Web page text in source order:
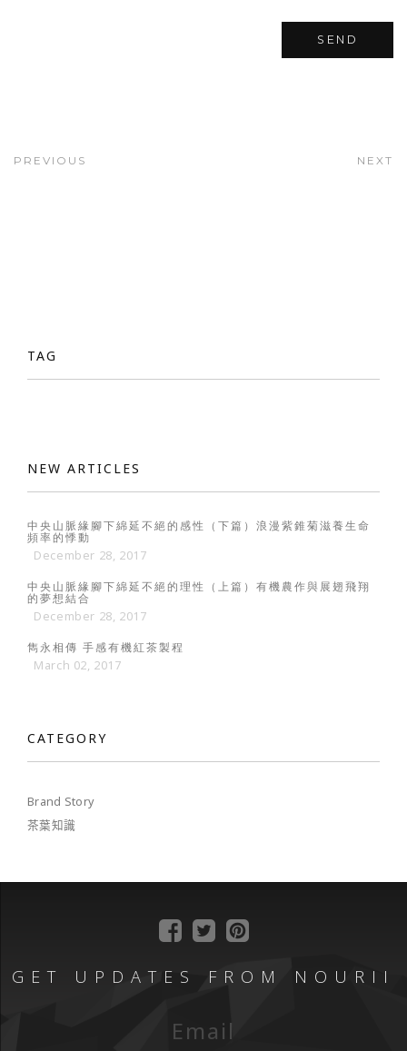
PREVIOUS NEXT
TAG
NEW ARTICLES
中央山脈緣腳下綿延不絕的感性（下篇）浪漫紫錐菊滋養生命
頻率的悸動
December 28, 2017
中央山脈緣腳下綿延不絕的理性（上篇）有機農作與展翅飛翔
的夢想結合
December 28, 2017
雋永相傳 手感有機紅茶製程
March 02, 2017
CATEGORY
Brand Story
茶葉知識
GET UPDATES FROM NOURII